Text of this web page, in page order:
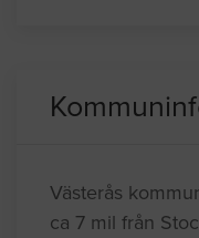
Västerås
ca 7 mil från